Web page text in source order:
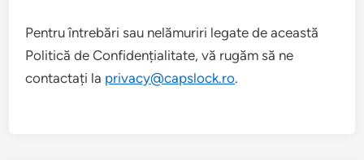
Pentru întrebări sau nelămuriri legate de această
Politică de Confidențialitate, vă rugăm să ne
contactați la privacy@capslock.ro.